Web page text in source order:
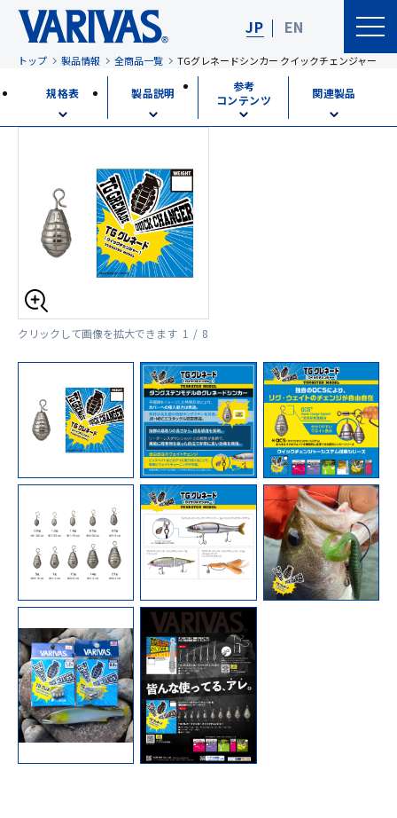
JP EN
トップ 製品情報 全商品一覧 TGグレネードシンカー クイックチェンジャー
規格表 製品説明
参考
コンテンツ
関連製品
クリックして画像を拡大できます 1 / 8